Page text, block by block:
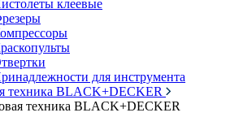
клеевые
для инструмента
техника BLACK+DECKER
техника BLACK+DECKER